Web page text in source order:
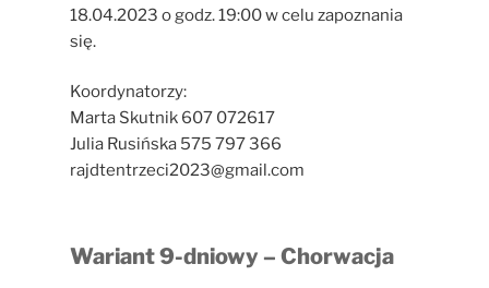
18.04.2023 o godz. 19:00 w celu zapoznania
się.
Koordynatorzy:
Marta Skutnik 607 072617
Julia Rusińska 575 797 366
rajdtentrzeci2023@gmail.com
Wariant 9-dniowy – Chorwacja